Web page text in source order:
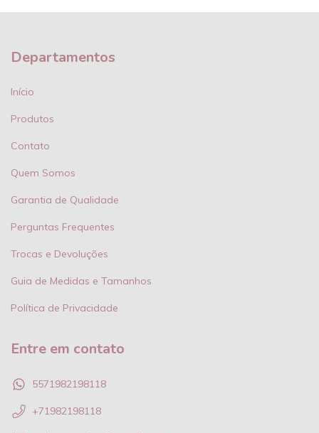
Departamentos
Início
Produtos
Contato
Quem Somos
Garantia de Qualidade
Perguntas Frequentes
Trocas e Devoluções
Guia de Medidas e Tamanhos
Política de Privacidade
Entre em contato
5571982198118
+71982198118